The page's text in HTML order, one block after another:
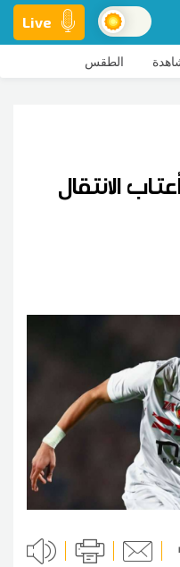
Live
الطقس
الانتقال